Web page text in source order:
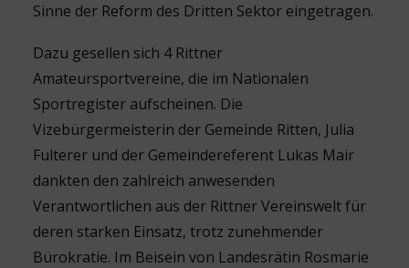
Sinne der Reform des Dritten Sektor eingetragen.
Dazu gesellen sich 4 Rittner
Amateursportvereine, die im Nationalen
Sportregister aufscheinen. Die
Vizebürgermeisterin der Gemeinde Ritten, Julia
Fulterer und der Gemeindereferent Lukas Mair
dankten den zahlreich anwesenden
Verantwortlichen aus der Rittner Vereinswelt für
deren starken Einsatz, trotz zunehmender
Bürokratie. Im Beisein von Landesrätin Rosmarie